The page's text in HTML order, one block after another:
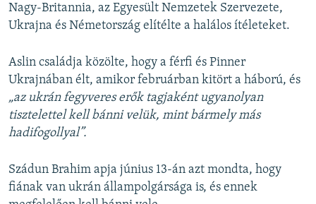
Nagy-Britannia, az Egyesült Nemzetek Szervezete,
Ukrajna és Németország elítélte a halálos ítéleteket.
Aslin családja közölte, hogy a férfi és Pinner
Ukrajnában élt, amikor februárban kitört a háború, és
„az ukrán fegyveres erők tagjaként ugyanolyan
tisztelettel kell bánni velük, mint bármely más
hadifogollyal”.
Szádun Brahim apja június 13-án azt mondta, hogy
fiának van ukrán állampolgársága is, és ennek